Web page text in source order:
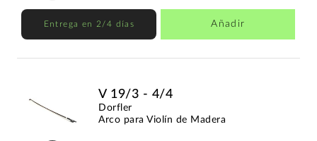
Entrega en 2/4 días Añadir
V 19/3 - 4/4
Dorfler
Arco para Violín de Madera